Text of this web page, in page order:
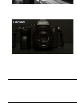
review